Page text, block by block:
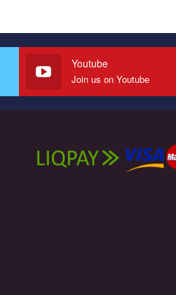
Youtube
Join us on Youtube